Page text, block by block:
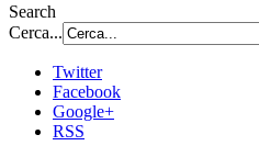
Search
Cerca...
Twitter
Facebook
Google+
RSS